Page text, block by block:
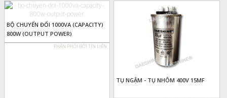
BỘ CHUYỂN ĐỔI 1000VA (CAPACITY)
800W (OUTPUT POWER)
PHÂN PHỐI BỞI TÍN LIÊN
TỤ NGẬM - TỤ NHÔM 400V 15MF